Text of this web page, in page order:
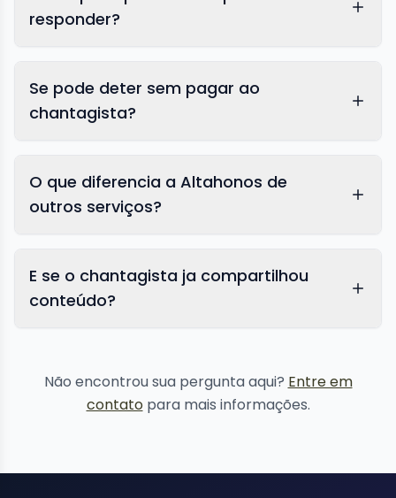
responder?
Se pode deter sem pagar ao
chantagista?
O que diferencia a Altahonos de
outros serviços?
E se o chantagista ja compartilhou
conteúdo?
Não encontrou sua pergunta aqui? Entre em
contato para mais informações.